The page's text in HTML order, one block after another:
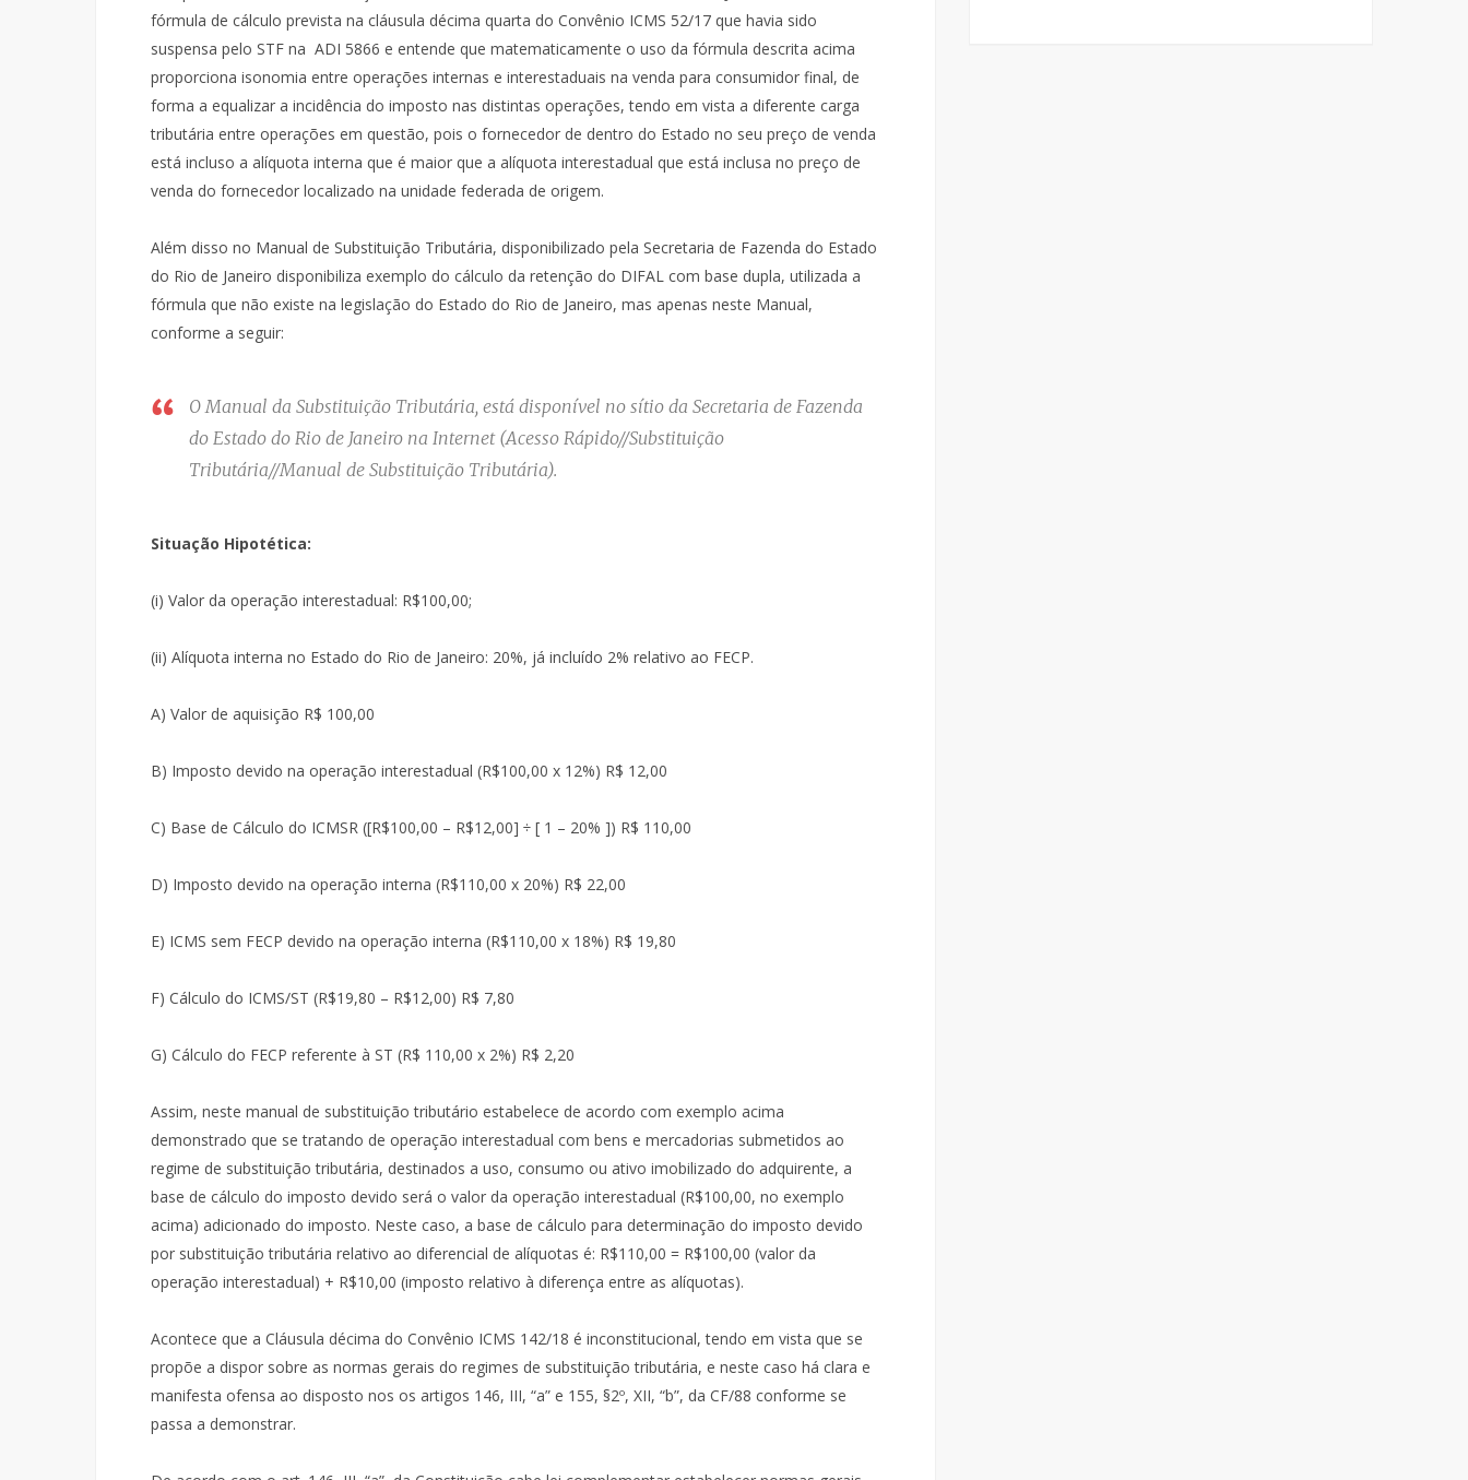
fórmula de cálculo prevista na cláusula décima quarta do Convênio ICMS 52/17 que havia sido
suspensa pelo STF na ADI 5866 e entende que matematicamente o uso da fórmula descrita acima
proporciona isonomia entre operações internas e interestaduais na venda para consumidor final, de
forma a equalizar a incidência do imposto nas distintas operações, tendo em vista a diferente carga
tributária entre operações em questão, pois o fornecedor de dentro do Estado no seu preço de venda
está incluso a alíquota interna que é maior que a alíquota interestadual que está inclusa no preço de
venda do fornecedor localizado na unidade federada de origem.
Além disso no Manual de Substituição Tributária, disponibilizado pela Secretaria de Fazenda do Estado
do Rio de Janeiro disponibiliza exemplo do cálculo da retenção do DIFAL com base dupla, utilizada a
fórmula que não existe na legislação do Estado do Rio de Janeiro, mas apenas neste Manual,
conforme a seguir:
O Manual da Substituição Tributária, está disponível no sítio da Secretaria de Fazenda
do Estado do Rio de Janeiro na Internet (Acesso Rápido//Substituição
Tributária//Manual de Substituição Tributária).
Situação Hipotética:
(i) Valor da operação interestadual: R$100,00;
(ii) Alíquota interna no Estado do Rio de Janeiro: 20%, já incluído 2% relativo ao FECP.
A) Valor de aquisição R$ 100,00
B) Imposto devido na operação interestadual (R$100,00 x 12%) R$ 12,00
C) Base de Cálculo do ICMSR ([R$100,00 – R$12,00] ÷ [ 1 – 20% ]) R$ 110,00
D) Imposto devido na operação interna (R$110,00 x 20%) R$ 22,00
E) ICMS sem FECP devido na operação interna (R$110,00 x 18%) R$ 19,80
F) Cálculo do ICMS/ST (R$19,80 – R$12,00) R$ 7,80
G) Cálculo do FECP referente à ST (R$ 110,00 x 2%) R$ 2,20
Assim, neste manual de substituição tributário estabelece de acordo com exemplo acima
demonstrado que se tratando de operação interestadual com bens e mercadorias submetidos ao
regime de substituição tributária, destinados a uso, consumo ou ativo imobilizado do adquirente, a
base de cálculo do imposto devido será o valor da operação interestadual (R$100,00, no exemplo
acima) adicionado do imposto. Neste caso, a base de cálculo para determinação do imposto devido
por substituição tributária relativo ao diferencial de alíquotas é: R$110,00 = R$100,00 (valor da
operação interestadual) + R$10,00 (imposto relativo à diferença entre as alíquotas).
Acontece que a Cláusula décima do Convênio ICMS 142/18 é inconstitucional, tendo em vista que se
propõe a dispor sobre as normas gerais do regimes de substituição tributária, e neste caso há clara e
manifesta ofensa ao disposto nos os artigos 146, III, “a” e 155, §2º, XII, “b”, da CF/88 conforme se
passa a demonstrar.